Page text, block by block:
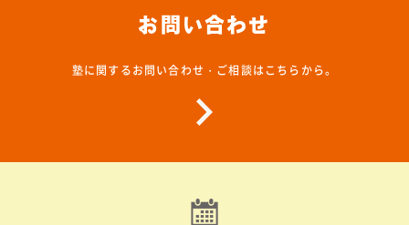
お問い合わせ
塾に関するお問い合わせ・ご相談はこちらから。